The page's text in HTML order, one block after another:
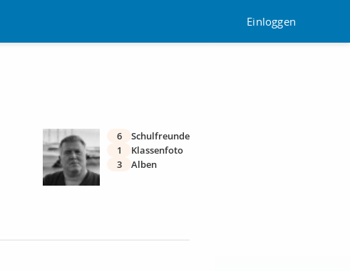
Einloggen
6
Schulfreunde
1
Klassenfoto
3
Alben